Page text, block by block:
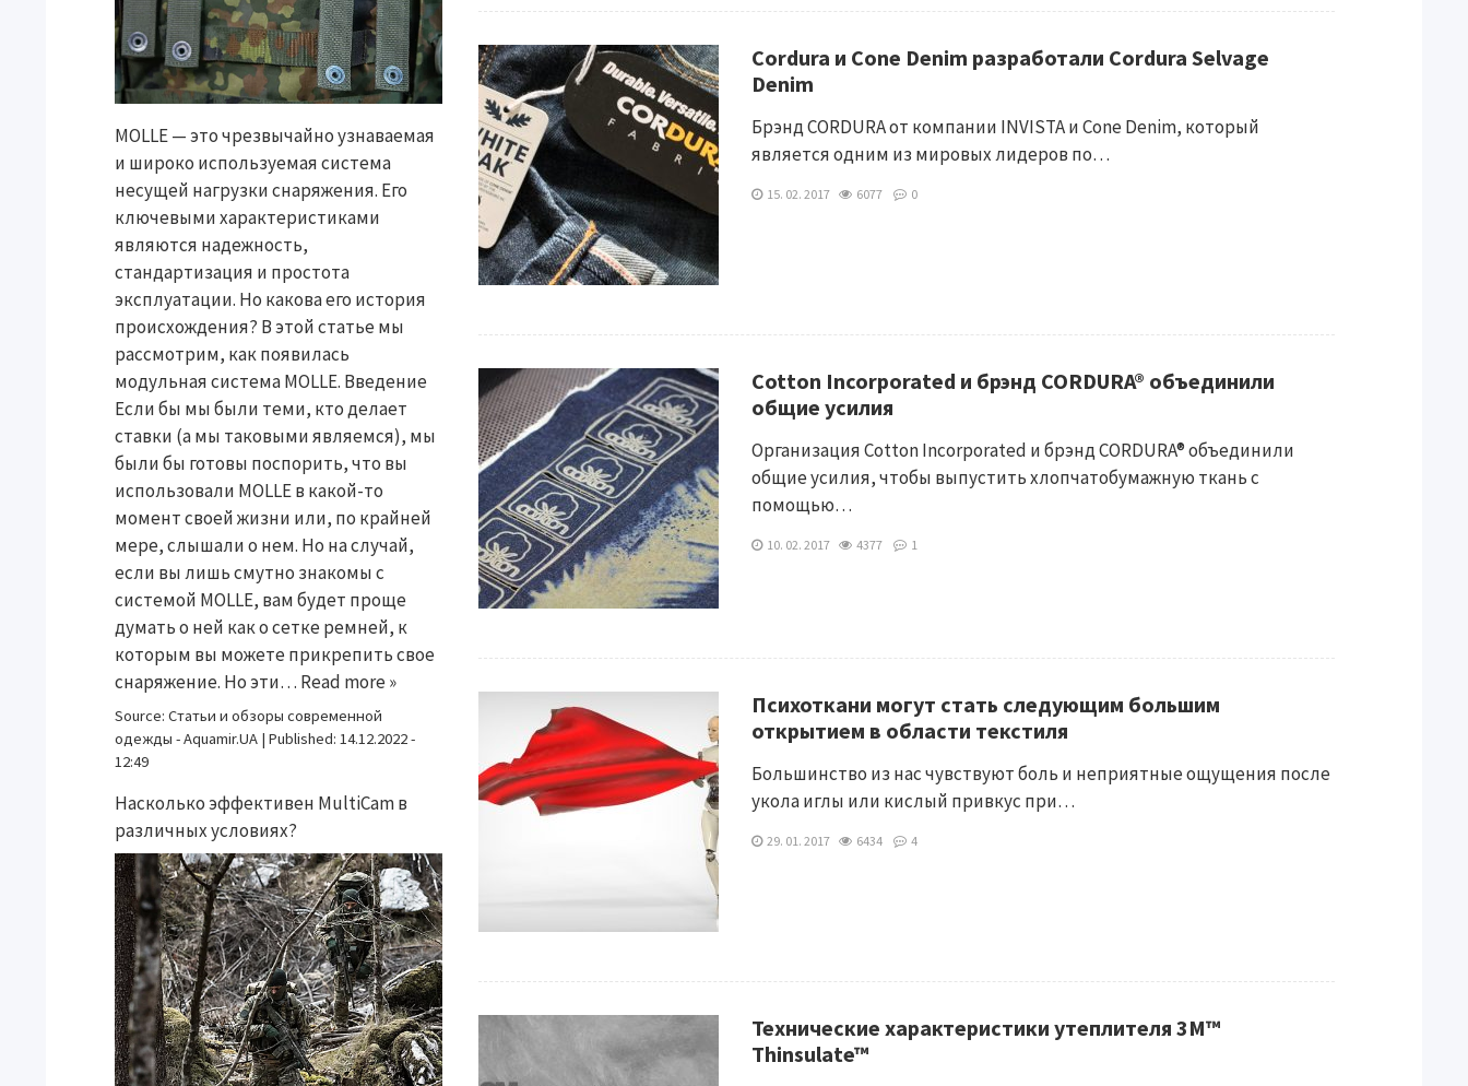
Cordura и Cone Denim разработали Cordura Selvage
Denim
Брэнд CORDURA от компании INVISTA и Cone Denim, который
является одним из мировых лидеров по…
15. 02. 2017 6077 0
Cotton Incorporated и брэнд CORDURA® объединили
общие усилия
Организация Cotton Incorporated и брэнд CORDURA® объединили
общие усилия, чтобы выпустить хлопчатобумажную ткань с
помощью…
10. 02. 2017 4377 1
Психоткани могут стать следующим большим
открытием в области текстиля
Большинство из нас чувствуют боль и неприятные ощущения после
укола иглы или кислый привкус при…
29. 01. 2017 6434 4
Технические характеристики утеплителя 3M™
Thinsulate™
MOLLE — это чрезвычайно узнаваемая
и широко используемая система
несущей нагрузки снаряжения. Его
ключевыми характеристиками
являются надежность,
стандартизация и простота
эксплуатации. Но какова его история
происхождения? В этой статье мы
рассмотрим, как появилась
модульная система MOLLE. Введение
Если бы мы были теми, кто делает
ставки (а мы таковыми являемся), мы
были бы готовы поспорить, что вы
использовали MOLLE в какой-то
момент своей жизни или, по крайней
мере, слышали о нем. Но на случай,
если вы лишь смутно знакомы с
системой MOLLE, вам будет проще
думать о ней как о сетке ремней, к
которым вы можете прикрепить свое
снаряжение. Но эти… Read more »
Source: Статьи и обзоры современной
одежды - Aquamir.UA | Published: 14.12.2022 -
12:49
Насколько эффективен MultiCam в
различных условиях?